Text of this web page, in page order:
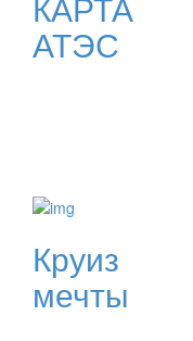
АТЭС
Круиз
мечты